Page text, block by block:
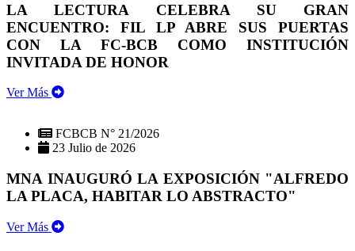
LA LECTURA CELEBRA SU GRAN
ENCUENTRO: FIL LP ABRE SUS PUERTAS
CON LA FC-BCB COMO INSTITUCIÓN
INVITADA DE HONOR
Ver Más
FCBCB N° 21/2026
23 Julio de 2026
MNA INAUGURÓ LA EXPOSICIÓN "ALFREDO
LA PLACA, HABITAR LO ABSTRACTO"
Ver Más